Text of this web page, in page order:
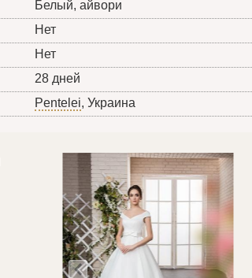
Белый, айвори
Нет
Нет
28 дней
Pentelei, Украина